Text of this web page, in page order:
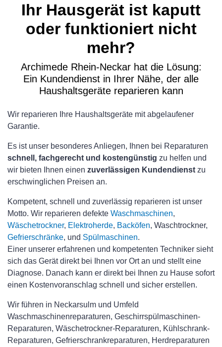
Ihr Hausgerät ist kaputt
oder funktioniert nicht
mehr?
Archimede Rhein-Neckar hat die Lösung:
Ein Kundendienst in Ihrer Nähe, der alle
Haushaltsgeräte reparieren kann
Wir reparieren Ihre Haushaltsgeräte mit abgelaufener
Garantie.
Es ist unser besonderes Anliegen, Ihnen bei Reparaturen
schnell, fachgerecht und kostengünstig zu helfen und
wir bieten Ihnen einen zuverlässigen Kundendienst zu
erschwinglichen Preisen an.
Kompetent, schnell und zuverlässig reparieren ist unser
Motto. Wir reparieren defekte Waschmaschinen,
Wäschetrockner, Elektroherde, Backöfen, Waschtrockner,
Gefrierschränke, und Spülmaschinen.
Einer unserer erfahrenen und kompetenten Techniker sieht
sich das Gerät direkt bei Ihnen vor Ort an und stellt eine
Diagnose. Danach kann er direkt bei Ihnen zu Hause sofort
einen Kostenvoranschlag schnell und sicher erstellen.
Wir führen in Neckarsulm und Umfeld
Waschmaschinenreparaturen, Geschirrspülmaschinen-
Reparaturen, Wäschetrockner-Reparaturen, Kühlschrank-
Reparaturen, Gefrierschrankreparaturen, Herdreparaturen